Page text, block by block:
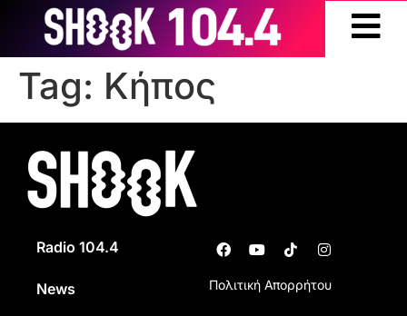
Tag: Κήπος
Radio 104.4
News Πολιτική Απορρήτου